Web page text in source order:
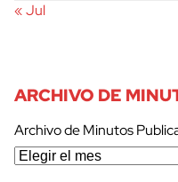
« Jul
ARCHIVO DE
Archivo de Minutos